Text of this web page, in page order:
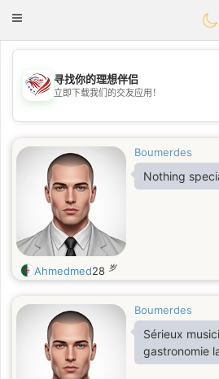
Toggle
💖
💕
寻找你的理想伴侣
立即下载我们的交友应用！
Boumerdes
Nothing
Ahmedmed28 岁
Boumerdes
Sérieux
gastronomie